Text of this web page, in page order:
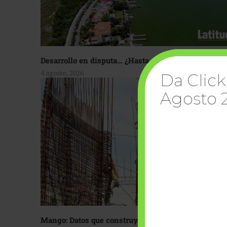
Desarrollo en disputa… ¿Hasta dónde crecer?
4 agosto, 2026
Mango: Datos que construyen confianza
Da
Agosto